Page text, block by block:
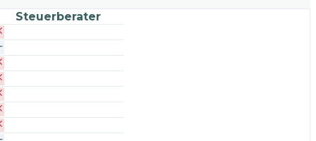
Steuerberater